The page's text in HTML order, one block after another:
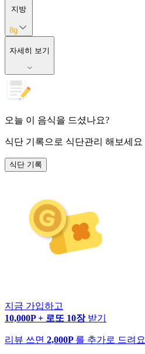
지방
8g
자세히 보기
오늘 이 음식을 드셨나요?
식단 기록으로 식단관리 해보세요
식단 기록
지금 가입하고
10,000P + 로또 10장 받기
리뷰 쓰면 2,000P 를 추가로 드려요